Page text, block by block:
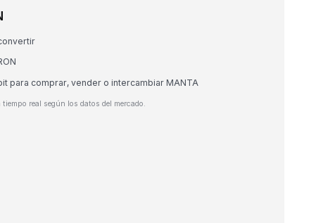
para comprar, vender o intercambiar MANTA
real según los datos del mercado.